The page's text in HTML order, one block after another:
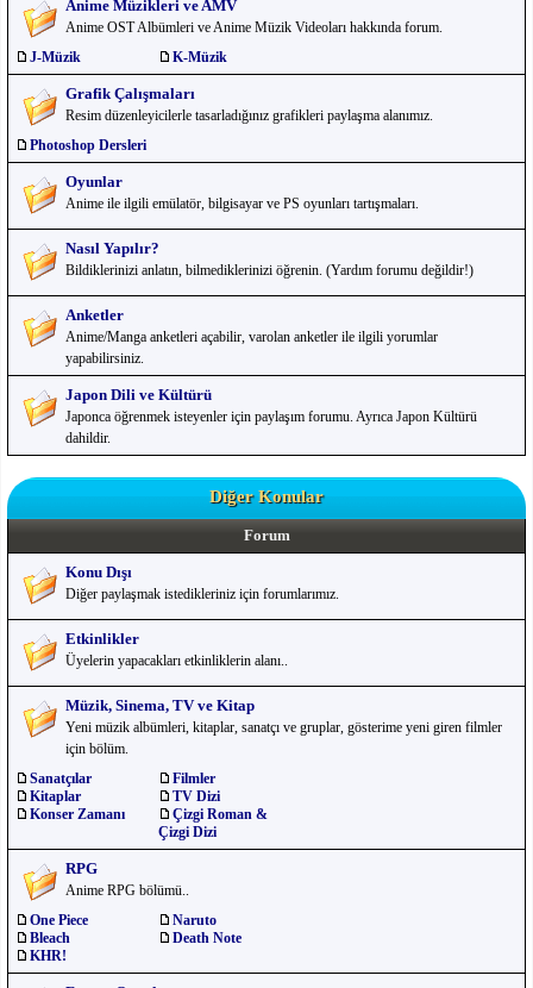
Anime Müzikleri ve AMV
Anime OST Albümleri ve Anime Müzik Videoları hakkında forum.
J-Müzik
K-Müzik
Grafik Çalışmaları
Resim düzenleyicilerle tasarladığınız grafikleri paylaşma alanımız.
Photoshop Dersleri
Oyunlar
Anime ile ilgili emülatör, bilgisayar ve PS oyunları tartışmaları.
Nasıl Yapılır?
Bildiklerinizi anlatın, bilmediklerinizi öğrenin. (Yardım forumu değildir!)
Anketler
Anime/Manga anketleri açabilir, varolan anketler ile ilgili yorumlar
yapabilirsiniz.
Japon Dili ve Kültürü
Japonca öğrenmek isteyenler için paylaşım forumu. Ayrıca Japon Kültürü
dahildir.
Diğer Konular
Forum
Konu Dışı
Diğer paylaşmak istedikleriniz için forumlarımız.
Etkinlikler
Üyelerin yapacakları etkinliklerin alanı..
Müzik, Sinema, TV ve Kitap
Yeni müzik albümleri, kitaplar, sanatçı ve gruplar, gösterime yeni giren filmler
için bölüm.
Sanatçılar
Filmler
Kitaplar
TV Dizi
Konser Zamanı
Çizgi Roman &
Çizgi Dizi
RPG
Anime RPG bölümü..
One Piece
Naruto
Bleach
Death Note
KHR!